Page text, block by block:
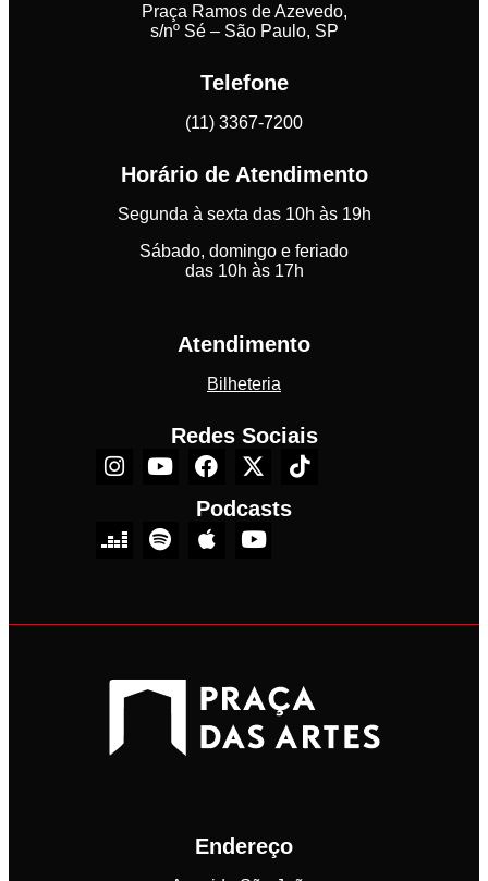
Praça Ramos de Azevedo,
s/nº Sé – São Paulo, SP
Telefone
(11) 3367-7200
Horário de Atendimento
Segunda à sexta das 10h às 19h
Sábado, domingo e feriado
das 10h às 17h
Atendimento
Bilheteria
Redes Sociais
Podcasts
Endereço